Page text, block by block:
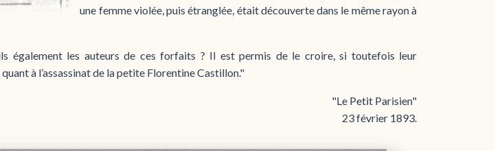
une femme violée, puis étranglée, était découverte dans le même rayon à
également les auteurs de ces forfaits ? Il est permis de le croire, si toutefois leur
à l’assassinat de la petite Florentine Castillon."
"Le Petit Parisien"
23 février 1893.